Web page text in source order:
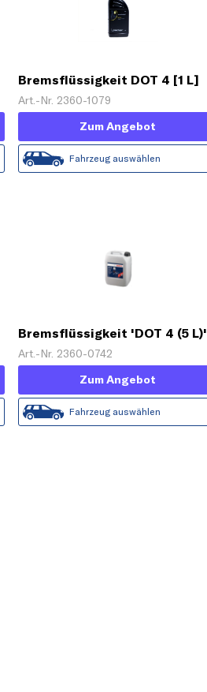
Bremsflüssigkeit DOT 4 [1 L]
Art.-Nr. 2360-1079
Zum Angebot
Fahrzeug auswählen
Bremsflüssigkeit 'DOT 4 (5 L)'
Art.-Nr. 2360-0742
Zum Angebot
Fahrzeug auswählen